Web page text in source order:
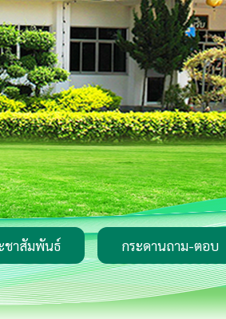
ชาสัมพันธ์ กระดานถาม-ตอบ